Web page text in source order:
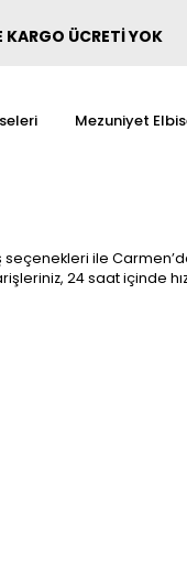
KARGO ÜCRETİ YOK
Mezuniyet
ile
24 saat içinde